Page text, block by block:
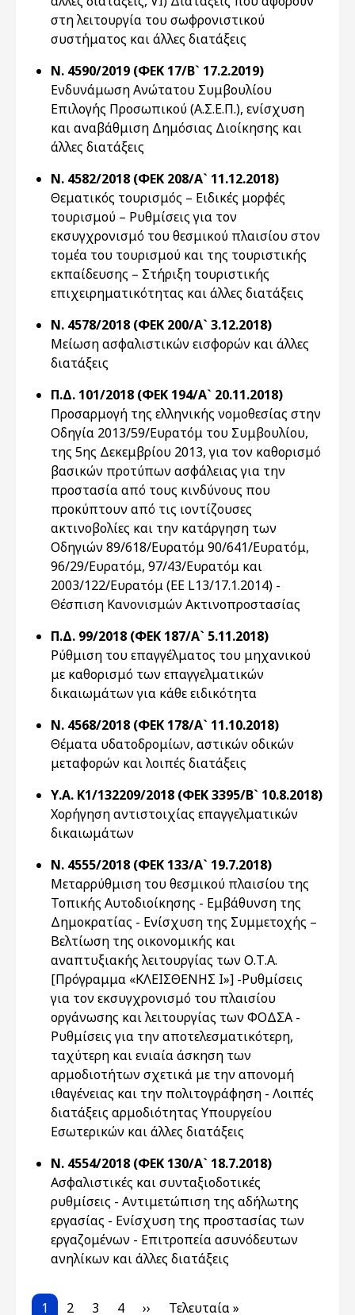
στη λειτουργία του σωφρονιστικού
συστήματος και άλλες διατάξεις
Ν. 4590/2019 (ΦΕΚ 17/Β` 17.2.2019)
Ενδυνάμωση Ανώτατου Συμβουλίου
Επιλογής Προσωπικού (Α.Σ.Ε.Π.), ενίσχυση
και αναβάθμιση Δημόσιας Διοίκησης και
άλλες διατάξεις
Ν. 4582/2018 (ΦΕΚ 208/Α` 11.12.2018)
Θεματικός τουρισμός – Ειδικές μορφές
τουρισμού – Ρυθμίσεις για τον
εκσυγχρονισμό του θεσμικού πλαισίου στον
τομέα του τουρισμού και της τουριστικής
εκπαίδευσης – Στήριξη τουριστικής
επιχειρηματικότητας και άλλες διατάξεις
Ν. 4578/2018 (ΦΕΚ 200/Α` 3.12.2018)
Μείωση ασφαλιστικών εισφορών και άλλες
διατάξεις
Π.Δ. 101/2018 (ΦΕΚ 194/Α` 20.11.2018)
Προσαρμογή της ελληνικής νομοθεσίας στην
Οδηγία 2013/59/Ευρατόμ του Συμβουλίου,
της 5ης Δεκεμβρίου 2013, για τον καθορισμό
βασικών προτύπων ασφάλειας για την
προστασία από τους κινδύνους που
προκύπτουν από τις ιοντίζουσες
ακτινοβολίες και την κατάργηση των
Οδηγιών 89/618/Ευρατόμ 90/641/Ευρατόμ,
96/29/Ευρατόμ, 97/43/Ευρατόμ και
2003/122/Ευρατόμ (ΕΕ L13/17.1.2014) -
Θέσπιση Κανονισμών Ακτινοπροστασίας
Π.Δ. 99/2018 (ΦΕΚ 187/Α` 5.11.2018)
Ρύθμιση του επαγγέλματος του μηχανικού
με καθορισμό των επαγγελματικών
δικαιωμάτων για κάθε ειδικότητα
Ν. 4568/2018 (ΦΕΚ 178/Α` 11.10.2018)
Θέματα υδατοδρομίων, αστικών οδικών
μεταφορών και λοιπές διατάξεις
Υ.Α. K1/132209/2018 (ΦΕΚ 3395/Β` 10.8.2018)
Χορήγηση αντιστοιχίας επαγγελματικών
δικαιωμάτων
Ν. 4555/2018 (ΦΕΚ 133/Α` 19.7.2018)
Μεταρρύθμιση του θεσμικού πλαισίου της
Τοπικής Αυτοδιοίκησης - Εμβάθυνση της
Δημοκρατίας - Ενίσχυση της Συμμετοχής –
Βελτίωση της οικονομικής και
αναπτυξιακής λειτουργίας των Ο.Τ.Α.
[Πρόγραμμα «ΚΛΕΙΣΘΕΝΗΣ Ι»] -Ρυθμίσεις
για τον εκσυγχρονισμό του πλαισίου
οργάνωσης και λειτουργίας των ΦΟΔΣΑ -
Ρυθμίσεις για την αποτελεσματικότερη,
ταχύτερη και ενιαία άσκηση των
αρμοδιοτήτων σχετικά με την απονομή
ιθαγένειας και την πολιτογράφηση - Λοιπές
διατάξεις αρμοδιότητας Υπουργείου
Εσωτερικών και άλλες διατάξεις
Ν. 4554/2018 (ΦΕΚ 130/Α` 18.7.2018)
Ασφαλιστικές και συνταξιοδοτικές
ρυθμίσεις - Αντιμετώπιση της αδήλωτης
εργασίας - Ενίσχυση της προστασίας των
εργαζομένων - Επιτροπεία ασυνόδευτων
ανηλίκων και άλλες διατάξεις
Pagination
Current page
1 Page
2 Page
3 Page
4 Next page
›› Last page
Τελευταία »